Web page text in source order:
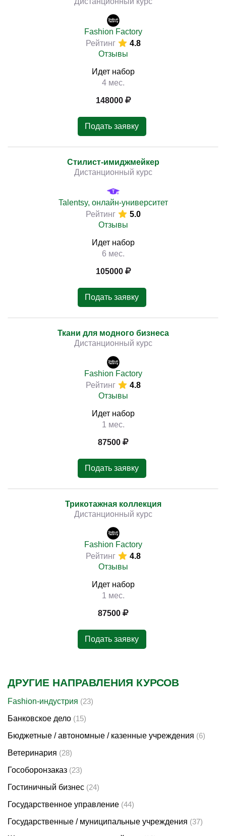
Fashion Factory
Рейтинг
4.8
Отзывы
Идет набор
4 мес.
148000
Подать заявку
Стилист-имиджмейкер
Дистанционный курс
Talentsy, онлайн-университет
Рейтинг
5.0
Отзывы
Идет набор
6 мес.
105000
Подать заявку
Ткани для модного бизнеса
Дистанционный курс
Fashion Factory
Рейтинг
4.8
Отзывы
Идет набор
1 мес.
87500
Подать заявку
Трикотажная коллекция
Дистанционный курс
Fashion Factory
Рейтинг
4.8
Отзывы
Идет набор
1 мес.
87500
Подать заявку
ДРУГИЕ НАПРАВЛЕНИЯ КУРСОВ
Fashion-индустрия (23)
Банковское дело (15)
Бюджетные / автономные / казенные учреждения (6)
Ветеринария (28)
Гособоронзаказ (23)
Гостиничный бизнес (24)
Государственное управление (44)
Государственные / муниципальные учреждения (37)